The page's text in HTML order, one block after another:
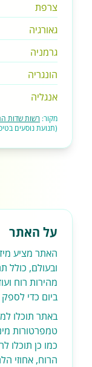
צרפת
גאורגיה
גרמניה
הונגריה
אנגליה
מקור: רשות שדות התעופה –
(תנועת נוסעים
על האתר
האתר מציע
ובעולם, כולל
מהירות רוח
ביום כדי
טמפרטורות
כמו כן תוכלו
הרוח, אחוזי